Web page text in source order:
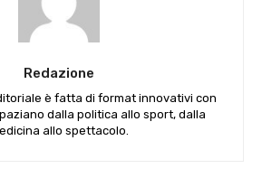
Redazione
è fatta di format innovativi con
dalla politica allo sport, dalla
allo spettacolo.